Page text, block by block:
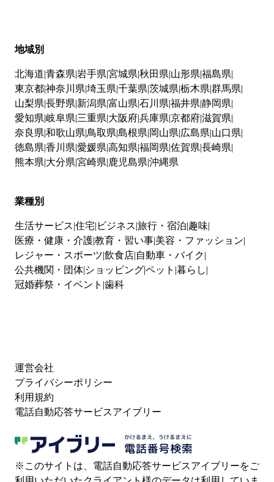
地域別
北海道 青森県 岩手県 宮城県 秋田県 山形県 福島県
東京都神奈川県 埼玉県 千葉県 茨城県 栃木県 群馬県
山梨県 長野県 新潟県 富山県 石川県 福井県 静岡県
愛知県 岐阜県 三重県 大阪府兵庫県 京都府滋賀県
奈良県 和歌山県 鳥取県 島根県 岡山県 広島県 山口県
徳島県 香川県 愛媛県 高知県 福岡県 佐賀県 長崎県
熊本県 大分県 宮崎県 鹿児島県 沖縄県
業種別
生活サービス 住宅 ビジネス 旅行・宿泊 趣味
医療・健康・介護教育・習い事 美容・ファッション
レジャー・スポーツ 飲食店 自動車・バイク
公共機関・団体 ショッピングペット 暮らし
冠婚葬祭・イベント 歯科
運営会社
プライバシーポリシー
利用規約
電話自動応答サービスアイブリー
※このサイトは、電話自動応答サービスアイブリーをご